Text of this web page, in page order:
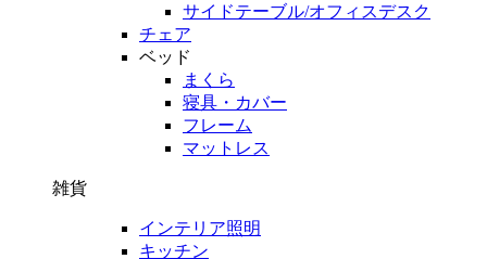
サイドテーブル/オフィスデスク
チェア
ベッド
まくら
寝具・カバー
フレーム
マットレス
雑貨
インテリア照明
キッチン